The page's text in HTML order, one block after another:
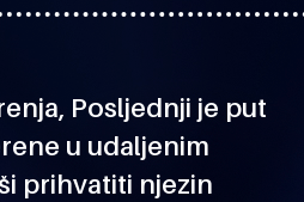
Posljednji je put
u udaljenim
prihvatiti njezin